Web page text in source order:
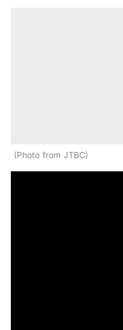
Photo from JTBC